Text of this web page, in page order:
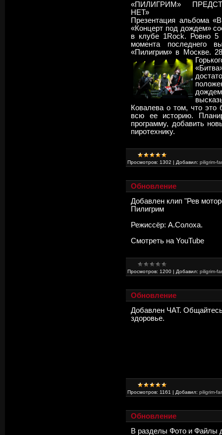
«ПИЛИГРИМ»
НЕТ»
Презентация альбома
«Концерт под дождем»
в клубе 1Rock. Ровно
момента последнего
«Пилигрим» в Москве.
Ковалева о том, что это
всю ее историю.
программу, добавить
пиротехнику.
Просмотров: 1302 | Добавил: piligrim-
Обновление
Добавлен клип "Рев
Пилигрим
Режиссёр: А.Солоха.
Смотреть на YouTube
Просмотров: 1200 | Добавил: piligrim-
Обновление
Добавлен ЧАТ.
здоровье.
Просмотров: 1161 | Добавил: piligrim-
Обновление
В разделы Фото и Файлы